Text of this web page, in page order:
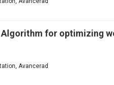
for optimizing
Avancerad